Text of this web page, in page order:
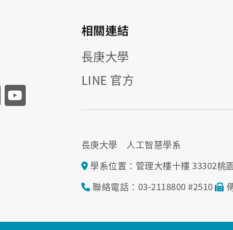
相關連結
長庚大學
LINE 官方
長庚大學 人工智慧學系
學系位置：管理大樓十樓 33302桃
聯絡電話：03-2118800 #2510